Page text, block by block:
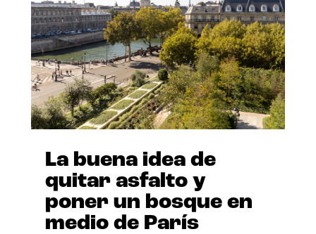
La buena idea de
quitar asfalto y
poner un bosque en
medio de París